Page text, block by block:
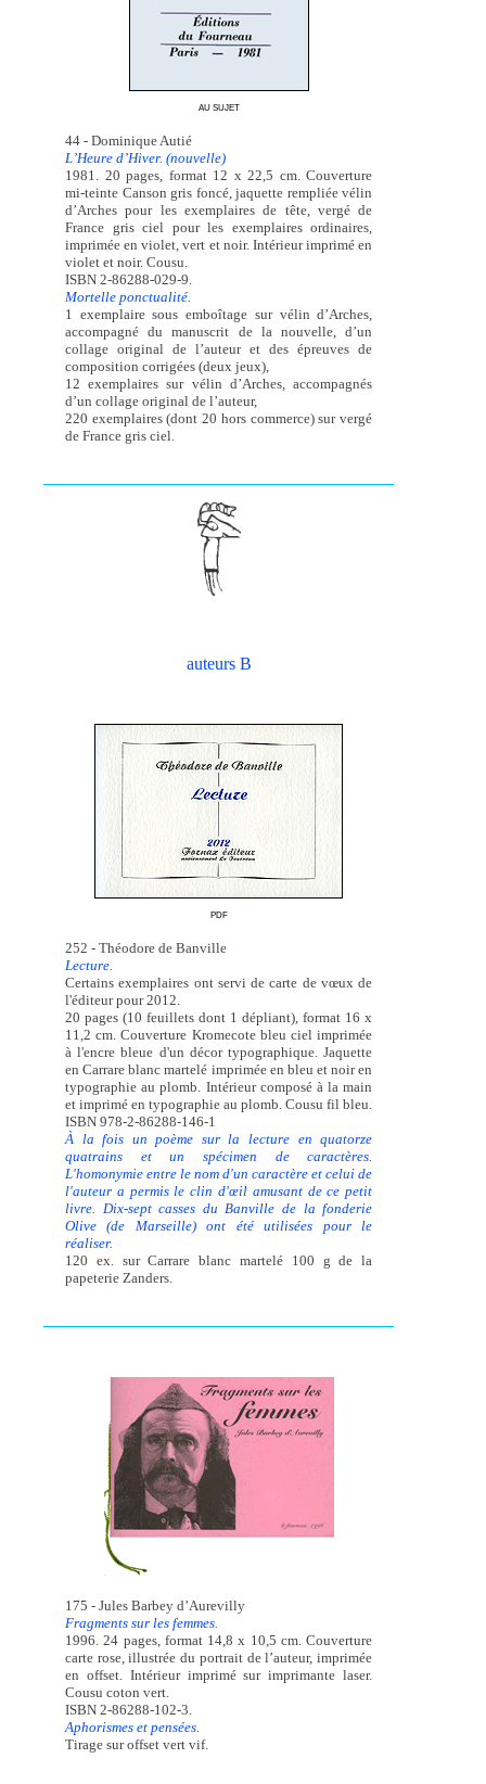
AU SUJET
44 - Dominique Autié
L’Heure d’Hiver. (nouvelle)
1981. 20 pages, format 12 x 22,5 cm. Couverture
mi-teinte Canson gris foncé, jaquette rempliée vélin
d’Arches pour les exemplaires de tête, vergé de
France gris ciel pour les exemplaires ordinaires,
imprimée en violet, vert et noir. Intérieur imprimé en
violet et noir. Cousu.
ISBN 2-86288-029-9.
Mortelle ponctualité.
1 exemplaire sous emboîtage sur vélin d’Arches,
accompagné du manuscrit de la nouvelle, d’un
collage original de l’auteur et des épreuves de
composition corrigées (deux jeux),
12 exemplaires sur vélin d’Arches, accompagnés
d’un collage original de l’auteur,
220 exemplaires (dont 20 hors commerce) sur vergé
de France gris ciel.
auteurs B
PDF
252 - Théodore de Banville
Lecture.
Certains exemplaires ont servi de carte de vœux de
l'éditeur pour 2012.
20 pages (10 feuillets dont 1 dépliant), format 16 x
11,2 cm. Couverture Kromecote bleu ciel imprimée
à l'encre bleue d'un décor typographique. Jaquette
en Carrare blanc martelé imprimée en bleu et noir en
typographie au plomb. Intérieur composé à la main
et imprimé en typographie au plomb. Cousu fil bleu.
ISBN 978-2-86288-146-1
À la fois un poème sur la lecture en quatorze
quatrains et un spécimen de caractères.
L'homonymie entre le nom d'un caractère et celui de
l'auteur a permis le clin d'œil amusant de ce petit
livre. Dix-sept casses du Banville de la fonderie
Olive (de Marseille) ont été utilisées pour le
réaliser.
120 ex. sur Carrare blanc martelé 100 g de la
papeterie Zanders.
175 - Jules Barbey d’Aurevilly
Fragments sur les femmes.
1996. 24 pages, format 14,8 x 10,5 cm. Couverture
carte rose, illustrée du portrait de l’auteur, imprimée
en offset. Intérieur imprimé sur imprimante laser.
Cousu coton vert.
ISBN 2-86288-102-3.
Aphorismes et pensées.
Tirage sur offset vert vif.